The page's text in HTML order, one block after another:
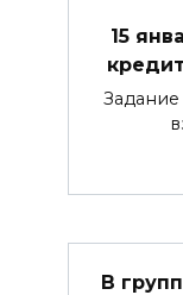
15
Задание
В